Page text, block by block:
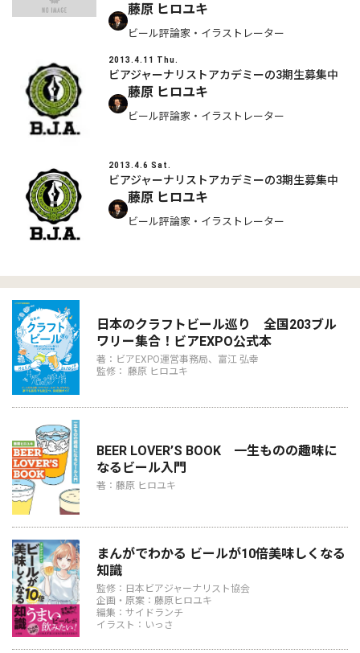
藤原 ヒロユキ
ビール評論家・イラストレーター
2013.4.11 Thu.
ビアジャーナリストアカデミーの3期生募集中
藤原 ヒロユキ
ビール評論家・イラストレーター
2013.4.6 Sat.
ビアジャーナリストアカデミーの3期生募集中
藤原 ヒロユキ
ビール評論家・イラストレーター
日本のクラフトビール巡り 全国203ブル
ワリー集合！ビアEXPO公式本
著：ビアEXPO運営事務局、富江 弘幸
監修： 藤原 ヒロユキ
BEER LOVER’S BOOK 一生ものの趣味に
なるビール入門
著：藤原 ヒロユキ
まんがでわかる ビールが10倍美味しくなる
知識
監修：日本ビアジャーナリスト協会
企画・原案：藤原ヒロユキ
編集：サイドランチ
イラスト：いっさ